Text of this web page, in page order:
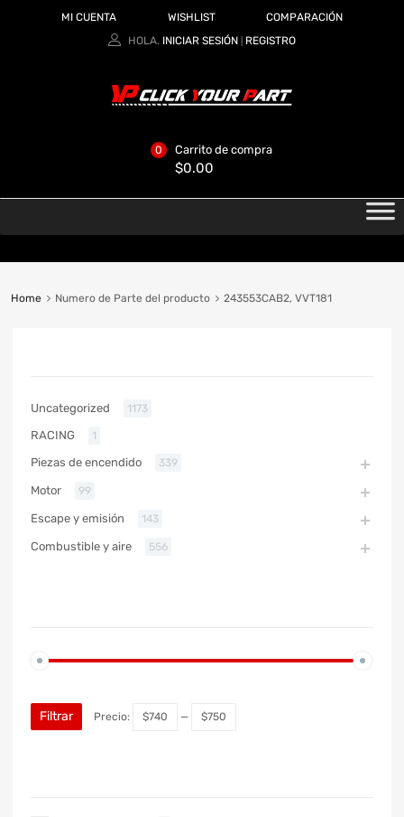
MI CUENTA WISHLIST
COMPARACIÓN
HOLA. INICIAR SESIÓN REGISTRO
Carrito de compra
$0.00
0
Home Numero de Parte del producto 243553CAB2, VVT181
Uncategorized 1173
RACING 1
Piezas de encendido 339
Motor 99
Escape y emisión 143
Combustible y aire 556
Filtrar Precio: $740 — $750